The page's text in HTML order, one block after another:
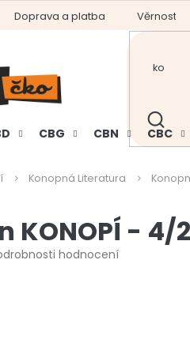
Doprava a platba Věrnostní
HLEDAT
CBG CBN CBC
Konopná Literatura
KONOPÍ - 4/
hodnocení